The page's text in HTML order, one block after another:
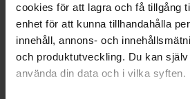
cookies för att lagra och få tillgång
enhet för att kunna tillhandahålla
innehåll, annons- och
och produktutveckling. Du kan
använda din data och i vilka syften.